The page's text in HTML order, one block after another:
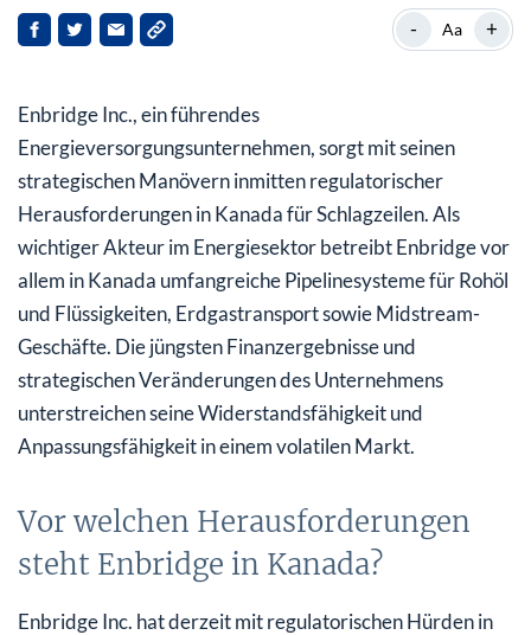
Vor welchen Herausforderungen steht Enbridge in
Kanada?
Herausforderungen an?
Wie sieht die finanzielle Performance von Enbridge aus?
Ist die Enbridge-Aktie überbewertet oder
unterbewertet?
Was sollten Stakeholder und Investoren für die Zukunft
berücksichtigen?
- Aa +
Enbridge Inc., ein führendes
Energieversorgungsunternehmen, sorgt mit seinen
strategischen Manövern inmitten regulatorischer
Herausforderungen in Kanada für Schlagzeilen. Als
wichtiger Akteur im Energiesektor betreibt Enbridge vor
allem in Kanada umfangreiche Pipelinesysteme für Rohöl
und Flüssigkeiten, Erdgastransport sowie Midstream-
Geschäfte. Die jüngsten Finanzergebnisse und
strategischen Veränderungen des Unternehmens
unterstreichen seine Widerstandsfähigkeit und
Anpassungsfähigkeit in einem volatilen Markt.
Vor welchen Herausforderungen
steht Enbridge in Kanada?
Enbridge Inc. hat derzeit mit regulatorischen Hürden in